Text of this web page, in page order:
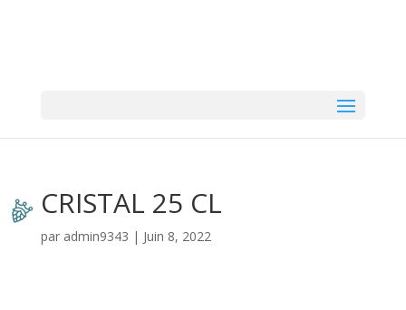
CRISTAL 25 CL
par admin9343 | Juin 8, 2022